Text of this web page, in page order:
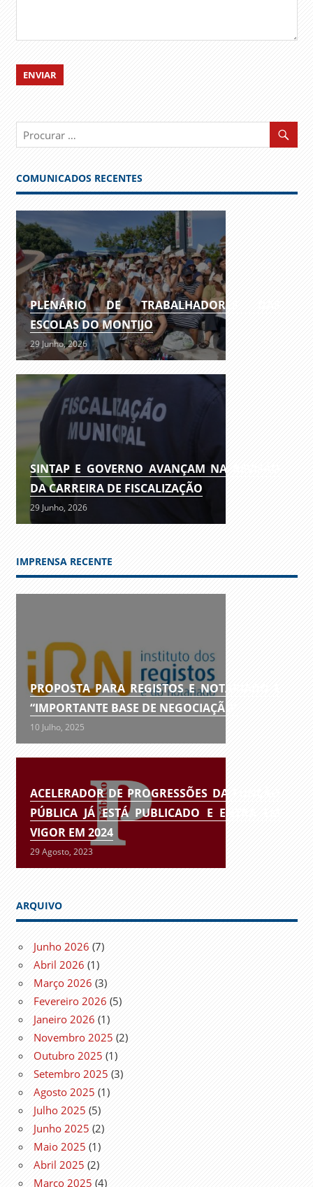
COMUNICADOS RECENTES
PLENÁRIO DE TRABALHADORES DAS
ESCOLAS DO MONTIJO
29 Junho, 2026
SINTAP E GOVERNO AVANÇAM NA REVISÃO
DA CARREIRA DE FISCALIZAÇÃO
29 Junho, 2026
IMPRENSA RECENTE
PROPOSTA PARA REGISTOS E NOTARIADO É
“IMPORTANTE BASE DE NEGOCIAÇÃO”
10 Julho, 2025
ACELERADOR DE PROGRESSÕES DA FUNÇÃO
PÚBLICA JÁ ESTÁ PUBLICADO E ENTRA EM
VIGOR EM 2024
29 Agosto, 2023
ARQUIVO
Junho 2026 (7)
Abril 2026 (1)
Março 2026 (3)
Fevereiro 2026 (5)
Janeiro 2026 (1)
Novembro 2025 (2)
Outubro 2025 (1)
Setembro 2025 (3)
Agosto 2025 (1)
Julho 2025 (5)
Junho 2025 (2)
Maio 2025 (1)
Abril 2025 (2)
Março 2025 (4)